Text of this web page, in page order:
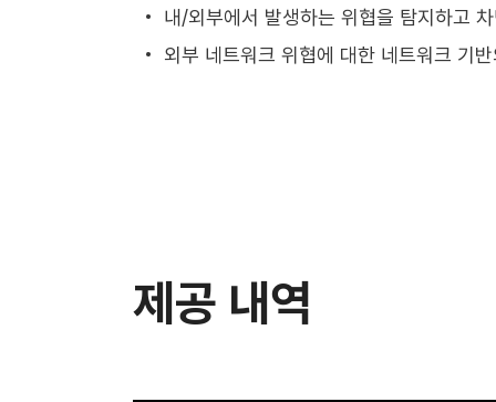
내/외부에서 발생하는 위협을 탐지하고
외부 네트워크 위협에 대한 네트워크 기
제공 내역